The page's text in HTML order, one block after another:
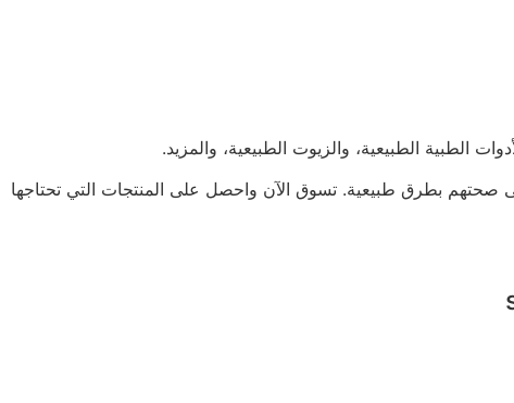
صحتهم بطرق طبيعية. تسوق الآن واحصل على المنتجات التي تحتاجها